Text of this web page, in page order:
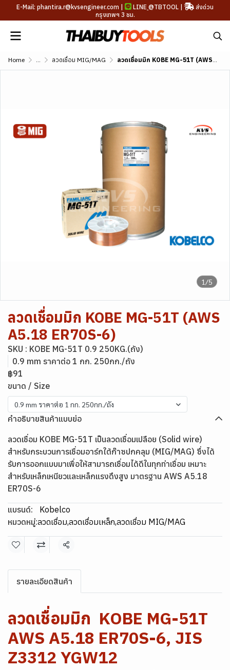
E-Mail: phantira.r@kvsengineer.com | LINE @TBTOOL |
ส่งด่วน
กรุงเทพฯ 3 ชม.
Home ... ลวดเชื่อม MIG/MAG ลวดเชื่อมมิก KOBE MG-51T (AWS A5.18 ER70S-6)
1/5
ลวดเชื่อมมิก KOBE MG-51T (AWS
A5.18 ER70S-6)
SKU : KOBE MG-51T 0.9 250KG.(ถัง)
0.9 mm ราคาต่อ 1 กก. 250กก./ถัง
฿91
ขนาด / Size
0.9 mm ราคาต่อ 1 กก. 250กก./ถัง
คำอธิบายสินค้าแบบย่อ
ลวดเชื่อม KOBE MG-51T เป็นลวดเชื่อมเปลือย (Solid wire)
สำหรับกระบวนการเชื่อมอาร์กใต้ก๊าซปกคลุม (MIG/MAG) ซึ่งได้
รับการออกแบบมาเพื่อให้สามารถเชื่อมได้ดีในทุกท่าเชื่อม เหมาะ
สำหรับเหล็กเหนียวและเหล็กแรงดึงสูง มาตรฐาน AWS A5.18
ER70S-6
แบรนด์:
Kobelco
หมวดหมู่:ลวดเชื่อม,ลวดเชื่อมเหล็ก,ลวดเชื่อม MIG/MAG
แชร์
รายละเอียดสินค้า
ลวดเชื่อมมิก KOBE MG-51T
AWS A5.18 ER70S-6, JIS
Z3312 YGW12